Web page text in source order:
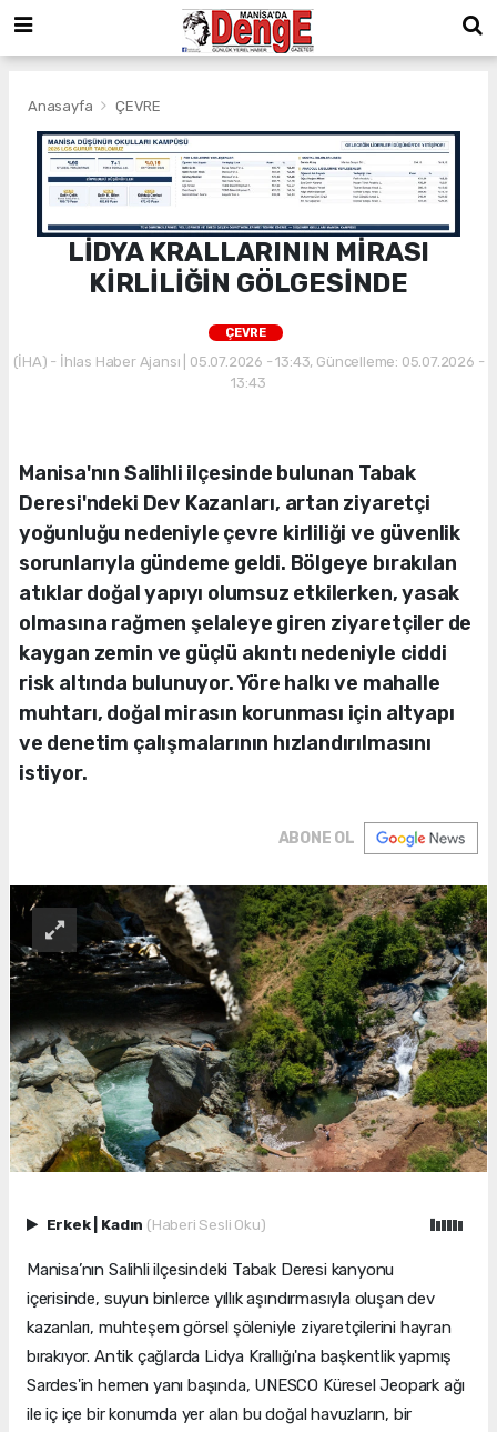
Anasayfa ÇEVRE
LİDYA KRALLARININ MİRASI
KİRLİLİĞİN GÖLGESİNDE
ÇEVRE
(İHA) - İhlas Haber Ajansı | 05.07.2026 - 13:43, Güncelleme: 05.07.2026 -
13:43
Manisa'nın Salihli ilçesinde bulunan Tabak
Deresi'ndeki Dev Kazanları, artan ziyaretçi
yoğunluğu nedeniyle çevre kirliliği ve güvenlik
sorunlarıyla gündeme geldi. Bölgeye bırakılan
atıklar doğal yapıyı olumsuz etkilerken, yasak
olmasına rağmen şelaleye giren ziyaretçiler de
kaygan zemin ve güçlü akıntı nedeniyle ciddi
risk altında bulunuyor. Yöre halkı ve mahalle
muhtarı, doğal mirasın korunması için altyapı
ve denetim çalışmalarının hızlandırılmasını
istiyor.
ABONE OL
Erkek Kadın (Haberi Sesli Oku)
Manisa’nın Salihli ilçesindeki Tabak Deresi kanyonu
içerisinde, suyun binlerce yıllık aşındırmasıyla oluşan dev
kazanları, muhteşem görsel şöleniyle ziyaretçilerini hayran
bırakıyor. Antik çağlarda Lidya Krallığı'na başkentlik yapmış
Sardes'in hemen yanı başında, UNESCO Küresel Jeopark ağı
ile iç içe bir konumda yer alan bu doğal havuzların, bir